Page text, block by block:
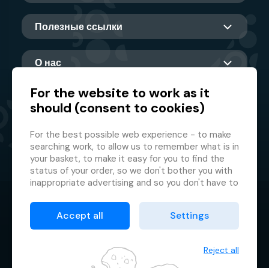
Полезные ссылки
О нас
Главный партнер
© 2026 GMF Aquapark Prague, a.s.
Защита персональных данных
Договорные условия
Менеджер файлов cookie
For the website to work as it
should (consent to cookies)
For the best possible web experience - to make
searching work, to allow us to remember what is in
your basket, to make it easy for you to find the
status of your order, so we don't bother you with
inappropriate advertising and so you don't have to
This is why we need your consent toprocessing
of cookies
, i.e. small files which are temporarily
consent and helping us to improve the website.
Accept all Settings
Reject all